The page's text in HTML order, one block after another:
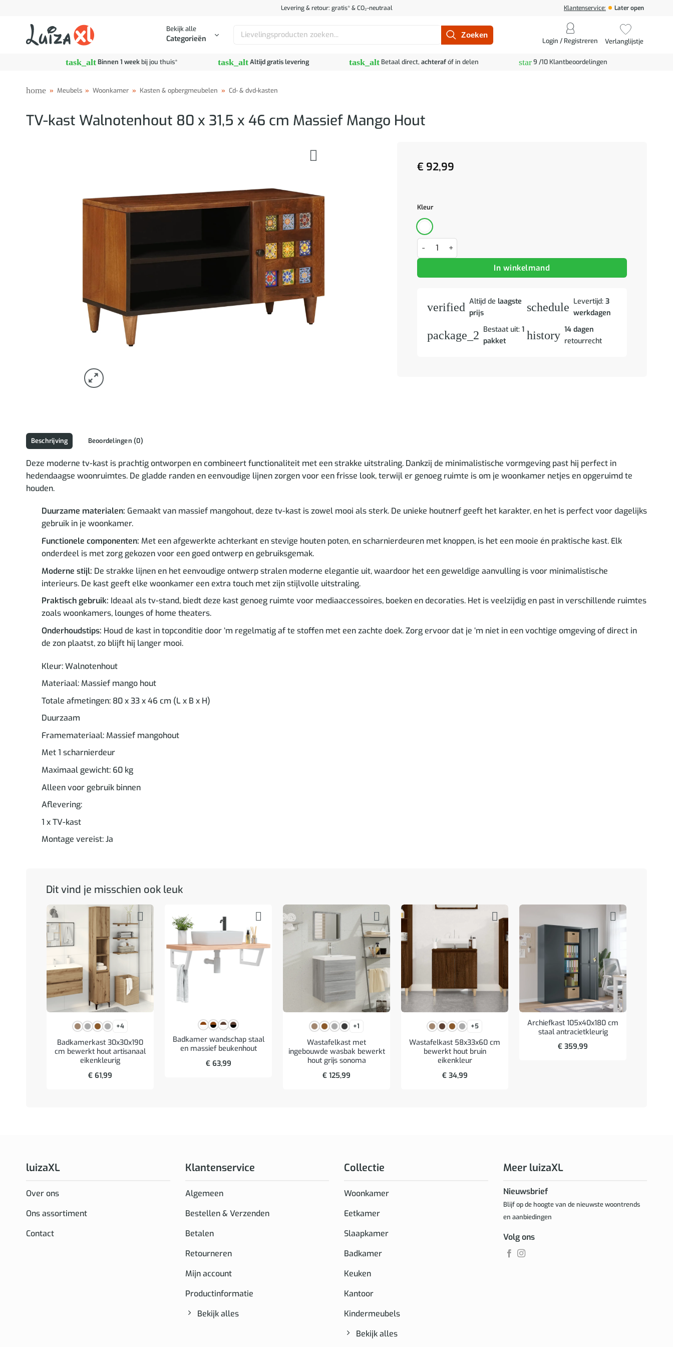
Levering & retour: gratis* & CO₂-neutraal Klantenservice: Later open
Bekijk alle
Categorieën
Zoeken
Login / Registreren Verlanglijstje
task_altBinnen 1 weekbij jou thuis* task_altAltijd gratis levering task_alt Betaal direct, achterafóf in delen star9 /10 Klantbeoordelingen
home » Meubels » Woonkamer » Kasten & opbergmeubelen » Cd- & dvd-kasten
TV-kast Walnotenhout 80 x 31,5 x 46 cm Massief Mango Hout
€ 92,99
Kleur
TV-kast Walnotenhout 80 x 31,5 x 46 cm Massief Mango Hout aantal
In winkelmand
verified Altijd de laagste
prijs
schedule Levertijd:3
werkdagen
package_2 Bestaat uit: 1
pakket
history 14 dagen
retourrecht
Beschrijving Beoordelingen (0)
Deze moderne tv-kast is prachtig ontworpen en combineert functionaliteit met een strakke uitstraling. Dankzij de minimalistische vormgeving past hij perfect in
hedendaagse woonruimtes. De gladde randen en eenvoudige lijnen zorgen voor een frisse look, terwijl er genoeg ruimte is om je woonkamer netjes en opgeruimd te
houden.
Duurzame materialen: Gemaakt van massief mangohout, deze tv-kast is zowel mooi als sterk. De unieke houtnerf geeft het karakter, en het is perfect voor dagelijks
gebruik in je woonkamer.
Functionele componenten: Met een afgewerkte achterkant en stevige houten poten, en scharnierdeuren met knoppen, is het een mooie én praktische kast. Elk
onderdeel is met zorg gekozen voor een goed ontwerp en gebruiksgemak.
Moderne stijl: De strakke lijnen en het eenvoudige ontwerp stralen moderne elegantie uit, waardoor het een geweldige aanvulling is voor minimalistische
interieurs. De kast geeft elke woonkamer een extra touch met zijn stijlvolle uitstraling.
Praktisch gebruik: Ideaal als tv-stand, biedt deze kast genoeg ruimte voor mediaaccessoires, boeken en decoraties. Het is veelzijdig en past in verschillende ruimtes
zoals woonkamers, lounges of home theaters.
Onderhoudstips: Houd de kast in topconditie door ‘m regelmatig af te stoffen met een zachte doek. Zorg ervoor dat je ‘m niet in een vochtige omgeving of direct in
de zon plaatst, zo blijft hij langer mooi.
Kleur: Walnotenhout
Materiaal: Massief mango hout
Totale afmetingen: 80 x 33 x 46 cm (L x B x H)
Duurzaam
Framemateriaal: Massief mangohout
Met 1 scharnierdeur
Maximaal gewicht: 60 kg
Alleen voor gebruik binnen
Aflevering:
1 x TV-kast
Montage vereist: Ja
Dit vind je misschien ook leuk
+4
Badkamerkast 30x30x190
cm bewerkt hout artisanaal
eikenkleurig
€ 61,99
Badkamer wandschap staal
en massief beukenhout
€63,99
+1
Wastafelkast met
ingebouwde wasbak bewerkt
hout grijs sonoma
€ 125,99
+5
Wastafelkast 58x33x60 cm
bewerkt hout bruin
eikenkleur
€34,99
Archiefkast 105x40x180 cm
staal antracietkleurig
€ 359,99
luizaXL
Over ons
Ons assortiment
Contact
Klantenservice
Algemeen
Bestellen & Verzenden
Betalen
Retourneren
Mijn account
Productinformatie
Bekijk alles
Collectie
Woonkamer
Eetkamer
Slaapkamer
Badkamer
Keuken
Kantoor
Kindermeubels
Bekijk alles
Meer luizaXL
Nieuwsbrief
Blijf op de hoogte van de nieuwste woontrends
en aanbiedingen
Volg ons